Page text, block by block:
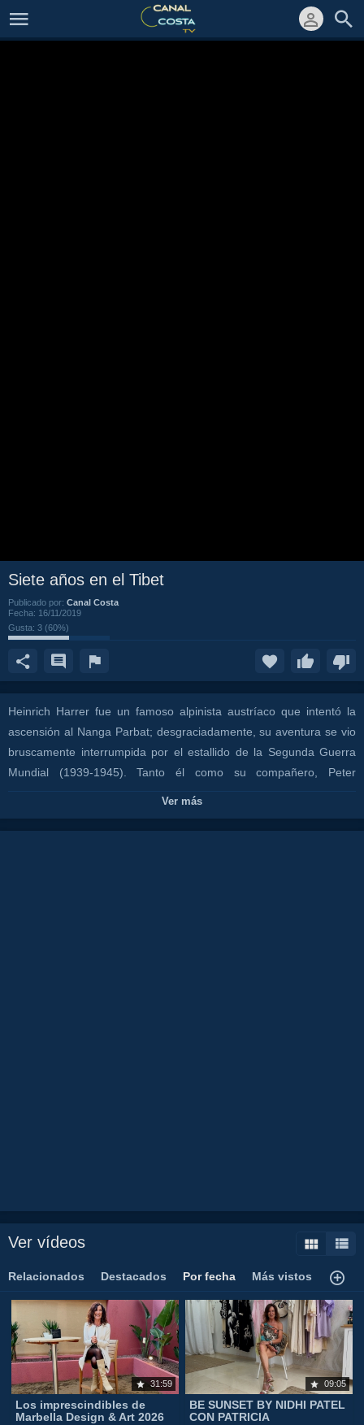
Siete años en el Tibet
Publicado por: Canal Costa
Fecha: 16/11/2019
Gusta: 3 (60%)
Heinrich Harrer fue un famoso alpinista austríaco que intentó la
ascensión al Nanga Parbat; desgraciadamente, su aventura se vio
bruscamente interrumpida por el estallido de la Segunda Guerra
Mundial (1939-1945). Tanto él como su compañero, Peter
Ver más
Ver vídeos
Relacionados Destacados Por fecha Más vistos
31:59
Los imprescindibles de
Marbella Design & Art 2026
09:05
BE SUNSET BY NIDHI PATEL
CON PATRICIA